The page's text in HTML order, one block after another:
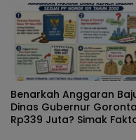
Benarkah Anggaran
Dinas Gubernur
Rp339 Juta? Simak